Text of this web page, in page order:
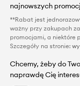
najnowszych
**Rabat jest
ważny przy zakupach
promocjami, a niektóre
Szczegóły na stronie:
Chcemy, żeby do
naprawdę Cię